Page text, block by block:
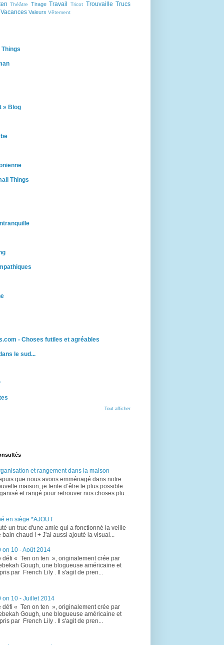
Théâtre Tirage Travail Tricot Trouvaille Trucs
Vacances Valeurs Vêtement
» Blog
Things
- Choses futiles et agréables
le sud...
Tout afficher
et rangement dans la maison
que nous avons emménagé dans notre
maison, je tente d’être le plus possible
et rangé pour retrouver nos choses plu...
en siège *AJOUT
un truc d'une amie qui a fonctionné la veille
chaud ! + J'ai aussi ajouté la visual...
on 10 - Août 2014
défi « Ten on ten », originalement crée par
Gough, une blogueuse américaine et
par French Lily . Il s'agit de pren...
on 10 - Juillet 2014
défi « Ten on ten », originalement crée par
Gough, une blogueuse américaine et
par French Lily . Il s'agit de pren...